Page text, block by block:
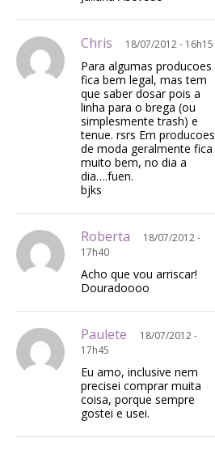
Chris 18/07/2012 - 16h15
Para algumas producoes
fica bem legal, mas tem
que saber dosar pois a
linha para o brega (ou
simplesmente trash) e
tenue. rsrs Em producoes
de moda geralmente fica
muito bem, no dia a
dia….fuen.
bjks
Roberta
18/07/2012 -
17h40
Acho que vou arriscar!
Douradoooo
Paulete
18/07/2012 -
17h45
Eu amo, inclusive nem
precisei comprar muita
coisa, porque sempre
gostei e usei.